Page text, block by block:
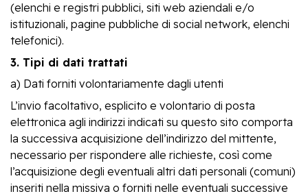
(elenchi e registri pubblici, siti web aziendali e/o
istituzionali, pagine pubbliche di social network, elenchi
telefonici).
3. Tipi di dati trattati
a) Dati forniti volontariamente dagli utenti
L’invio facoltativo, esplicito e volontario di posta
elettronica agli indirizzi indicati su questo sito comporta
la successiva acquisizione dell’indirizzo del mittente,
necessario per rispondere alle richieste, così come
l’acquisizione degli eventuali altri dati personali (comuni)
inseriti nella missiva o forniti nelle eventuali successive